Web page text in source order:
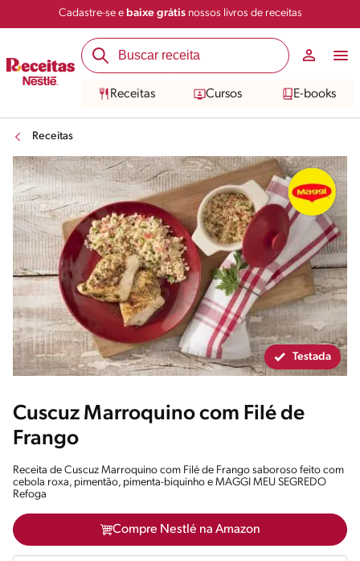
Cadastre-se e baixe grátisnossos livros de receitas
Receitas Cursos E-books
Receitas
Salvar Compartilhar
Testada
Cuscuz Marroquino com Filé de
Frango
Receita de Cuscuz Marroquino com Filé de Frango saboroso feito com
cebola roxa, pimentão, pimenta-biquinho e MAGGI MEU SEGREDO
Refoga
Compre Nestlé na Amazon